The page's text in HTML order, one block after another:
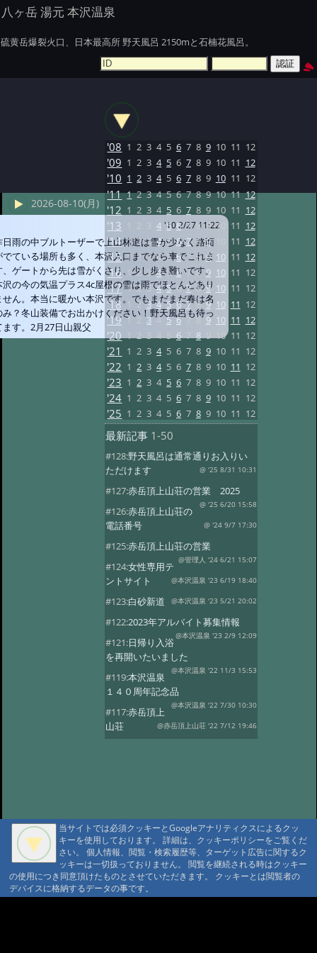
八ヶ岳 湯元 本沢温泉
硫黄岳爆裂火口、日本最高所 野天風呂 2150mと石楠花風呂。
2026-08-10(月)
'10 2/27 11:22
日雨の中ブルトーザーで上山林道は雪が少なく路面
でている場所も多く、本沢入口までなら車でこれま
、ゲートから先は雪がくさり、少し歩き難いです。
沢の今の気温プラス4c屋根の雪は雨でほとんどあり
せん。本当に暖かい本沢です。でもまだまだ春は名
み？冬山装備でお出かけください！野天風呂も待っ
ます。2月27日山親父
'08 1 2 3 4 5 6 7 8 9 10 11 12
'09 1 2 3 4 5 6 7 8 9 10 11 12
'10 1 2 3 4 5 6 7 8 9 10 11 12
'11 1 2 3 4 5 6 7 8 9 10 11 12
'12 1 2 3 4 5 6 7 8 9 10 11 12
'13 1 2 3 4 5 6 7 8 9 10 11 12
'14 1 2 3 4 5 6 7 8 9 11 12
'15 1 2 3 4 5 6 7 8 9 10 11 12
'16 1 2 3 4 5 6 7 8 9 10 11 12
'17 1 2 3 4 5 6 7 8 9 10 11 12
'18 1 2 3 4 5 6 7 8 9 10 11 12
'19 1 2 3 4 5 6 7 8 9 10 11 12
'20 1 2 3 4 5 6 7 8 9 10 11 12
'21 1 2 3 4 5 6 7 8 9 10 11 12
'22 1 2 3 4 5 6 7 8 9 10 11 12
'23 1 2 3 4 5 6 7 8 9 10 11 12
'24 1 2 3 4 5 6 7 8 9 10 11 12
'25 1 2 3 4 5 6 7 8 9 10 11 12
最新記事 1-50
#128:野天風呂は通常通りお入りい
ただけます
@ '25 8/31 10:31
#127:赤岳頂上山荘の営業 2025
@ '25 6/20 15:58
#126:赤岳頂上山荘の
電話番号
@ '24 9/7 17:30
#125:赤岳頂上山荘の営業
@管理人 '24 6/21 15:07
#124:女性専用テ
ントサイト
@本沢温泉 '23 6/19 18:40
#123:白砂新道 @本沢温泉 '23 5/21 20:02
#122:2023年アルバイト募集情報
@本沢温泉 '23 2/9 12:09
#121:日帰り入浴
を再開いたいました
@本沢温泉 '22 11/3 15:53
#119:本沢温泉
１４０周年記念品
@本沢温泉 '22 7/30 10:30
#117:赤岳頂上
山荘
@赤岳頂上山荘 '22 7/12 19:46
予定
#111:野天風呂再開のお知らせ
@ '21 9/16 13:41
#110: 現在野天風呂は
ご利用いただけません
@ '21 9/1 10:24
#109: 2021年度 【本沢温泉】今シー
当サイトでは必須クッキーとGoogleアナリティクスによるクッ
キーを使用しております。 詳細は、クッキーポリシーをご覧くだ
さい。 個人情報、閲覧・検索履歴等、ターゲット広告に関するク
ッキーは一切扱っておりません。 閲覧を継続される時はクッキー
の使用につき同意頂けたものとさせていただきます。 クッキーとは閲覧者の
デバイスに格納するデータの事です。